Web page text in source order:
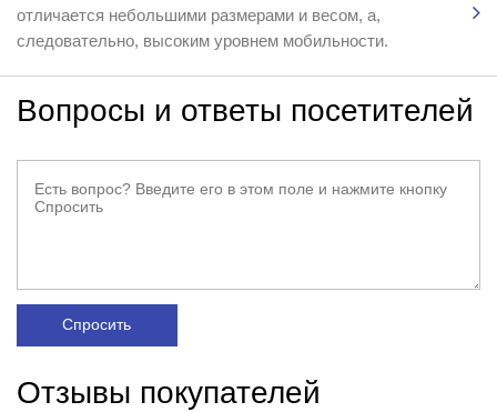
отличается небольшими размерами и весом, а,
следовательно, высоким уровнем мобильности.
Вопросы и ответы посетителей
Спросить
Отзывы покупателей